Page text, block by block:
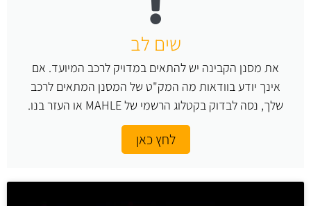
שים לב
את מסנן הקבינה יש להתאים במדויק לרכב המיועד. אם
אינך יודע בוודאות מה המק"ט של המסנן המתאים לרכב
שלך, נסה לבדוק בקטלוג הרשמי של MAHLE או העזר בנו.
לחץ כאן